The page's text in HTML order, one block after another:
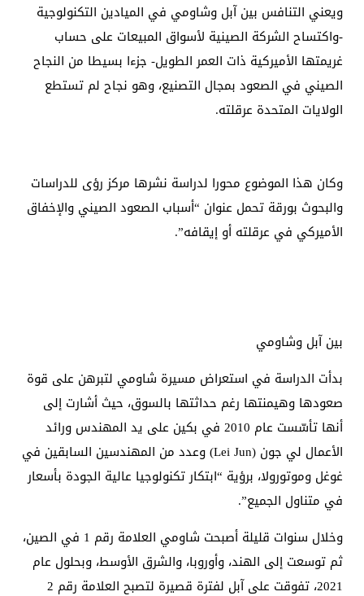
ويعني التنافس بين آبل وشاومي في الميادين التكنولوجية
-واكتساح الشركة الصينية لأسواق المبيعات على حساب
غريمتها الأميركية ذات العمر الطويل- جزءا بسيطا من النجاح
الصيني في الصعود بمجال التصنيع، وهو نجاح لم تستطع
الولايات المتحدة عرقلته.
وكان هذا الموضوع محورا لدراسة نشرها مركز رؤى للدراسات
والبحوث بورقة تحمل عنوان “أسباب الصعود الصيني والإخفاق
الأميركي في عرقلته أو إيقافه”.
بين آبل وشاومي
بدأت الدراسة في استعراض مسيرة شاومي لتبرهن على قوة
صعودها وهيمنتها رغم حداثتها بالسوق، حيث أشارت إلى
أنها تأسّست عام 2010 في بكين على يد المهندس ورائد
الأعمال لي جون (Lei Jun) وعدد من المهندسين السابقين في
غوغل وموتورولا، برؤية “ابتكار تكنولوجيا عالية الجودة بأسعار
في متناول الجميع”.
وخلال سنوات قليلة أصبحت شاومي العلامة رقم 1 في الصين،
ثم توسعت إلى الهند، وأوروبا، والشرق الأوسط، وبحلول عام
2021، تفوقت على آبل لفترة قصيرة لتصبح العلامة رقم 2